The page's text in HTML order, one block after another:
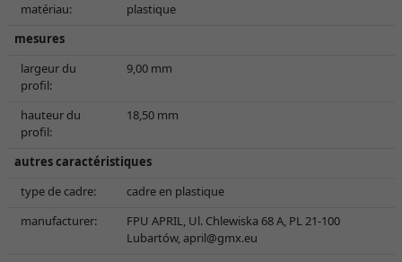
matériau:
plastique
mesures
largeur du
profil:
9,00 mm
hauteur du
profil:
18,50 mm
autres caractéristiques
type de cadre:
cadre en plastique
manufacturer:
FPU APRIL, Ul. Chlewiska 68 A, PL 21-100
Lubartów,april@gmx.eu